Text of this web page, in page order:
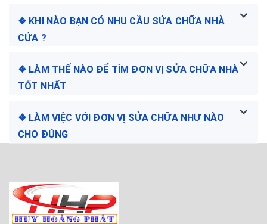
❖ KHI NÀO BẠN CÓ NHU CẦU SỬA CHỮA NHÀ
CỬA ?
❖ LÀM THẾ NÀO ĐỂ TÌM ĐƠN VỊ SỬA CHỮA NHÀ
TỐT NHẤT
❖ LÀM VIỆC VỚI ĐƠN VỊ SỬA CHỮA NHƯ NÀO
CHO ĐÚNG